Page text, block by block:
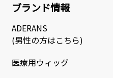
ブランド情報
ADERANS
(男性の方はこちら)
医療用ウィッグ